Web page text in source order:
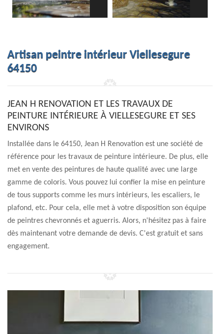
Artisan peintre intérieur Viellesegure
64150
JEAN H RENOVATION ET LES TRAVAUX DE
PEINTURE INTÉRIEURE À VIELLESEGURE ET SES
ENVIRONS
Installée dans le 64150, Jean H Renovation est une société de
référence pour les travaux de peinture intérieure. De plus, elle
met en vente des peintures de haute qualité avec une large
gamme de coloris. Vous pouvez lui confier la mise en peinture
de tous supports comme les murs intérieurs, les escaliers, le
plafond, etc. Pour cela, elle met à votre disposition son équipe
de peintres chevronnés et aguerris. Alors, n'hésitez pas à faire
dès maintenant votre demande de devis. C'est gratuit et sans
engagement.